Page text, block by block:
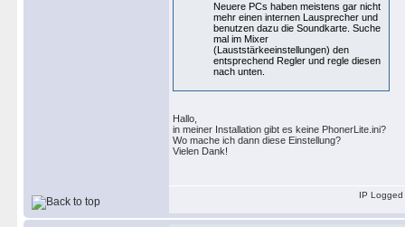
Neuere PCs haben meistens gar nicht
mehr einen internen Lausprecher und
benutzen dazu die Soundkarte. Suche
mal im Mixer
(Lauststärkeeinstellungen) den
entsprechend Regler und regle diesen
nach unten.
Hallo,
in meiner Installation gibt es keine PhonerLite.ini?
Wo mache ich dann diese Einstellung?
Vielen Dank!
IP Logged